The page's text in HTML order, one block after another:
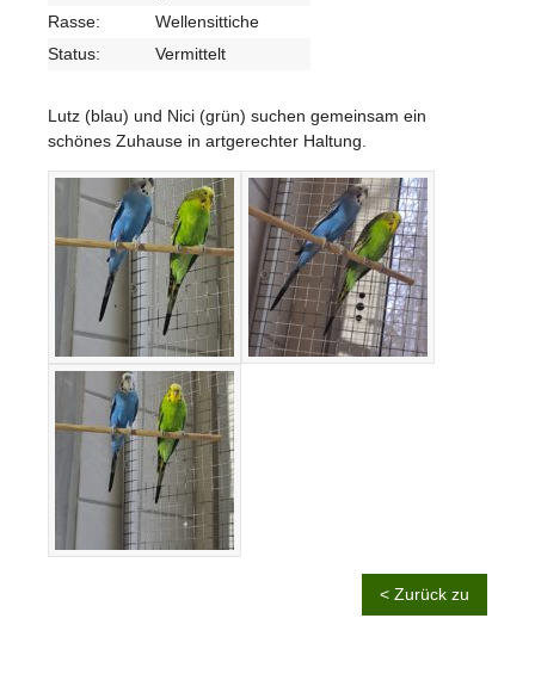
Rasse:
Wellensittiche
Status:
Vermittelt
Lutz (blau) und Nici (grün) suchen gemeinsam ein
schönes Zuhause in artgerechter Haltung.
< Zurück zu